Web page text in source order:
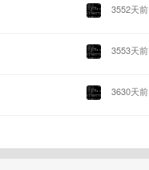
3552天前
3553天前
3630天前